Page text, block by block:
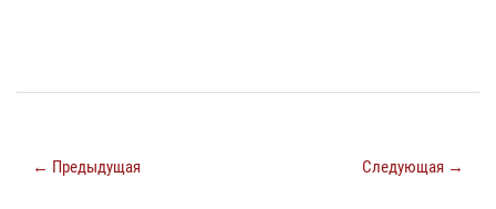
← Предыдущая Следующая →